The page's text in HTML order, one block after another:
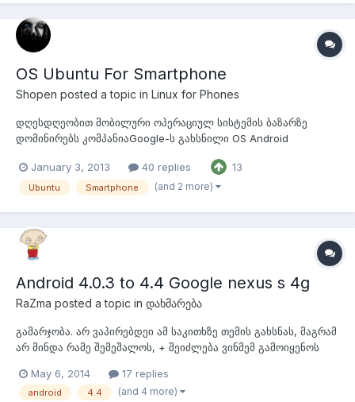
ОS Ubuntu For Smartphone
Shopen posted a topic in Linux for Phones
დღესდღეობით მობილური ოპერაციულ სისტემის ბაზარზე
დომინირებს კომპანიაGoogle-ს გახსნილი OS Android
და სხვებს, მალე ასევე მათ რიცხვს შეემატება Mozilla Firefox და
olla Sailfish. Ubuntu ერთ-ერთი ყველაზე პოპულარული ღია
January 3, 2013 40 replies 13
Ubuntu Smartphone (and 2 more)
Android 4.0.3 to 4.4 Google nexus s 4g
RaZma posted a topic in დახმარება
გამარჯობა. არ ვაპირებდეი ამ საკითხზე თემის გახსნას, მაგრამ
არ მინდა რამე შემეშალოს, + შეიძლება ვინმემ გამოიყენოს
nexus s 4g. ანდროიდის ვერსია არის 4.0.3 და მინდა
გადავიყვანო 4.4 ზე. თუ არ დაგეზარებათ ვინც ჩახედულია ამ
May 6, 2014 17 replies
android 4.4 (and 4 more)